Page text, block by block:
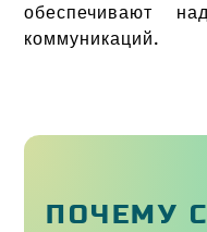
обеспечивают
коммуникаций.
ПОЧЕМУ